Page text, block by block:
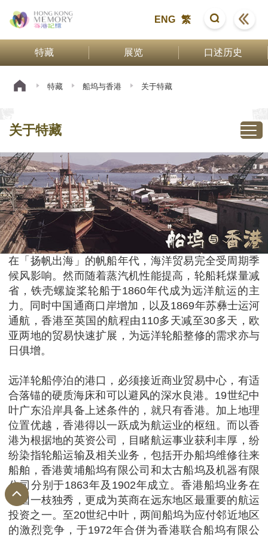
ENG 繁
特藏 展览 口述历史
特藏 船坞与香港 关于特藏
关于特藏
在「扬帆出海」的帆船年代，海洋贸易完全受周期季
候风影响。然而随着蒸汽机性能提高，轮船耗煤量减
省，铁壳螺旋桨轮船于1860年代成为远洋航运的主
力。同时中国通商口岸增加，以及1869年苏彝士运河
通航，香港至英国的航程由110多天减至30多天，欧
亚两地的贸易快速扩展，为远洋轮船整修的需求亦与
日俱增。
远洋轮船停泊的港口，必须接近商业贸易中心，有适
合落锚的硬质海床和可以避风的深水良港。19世纪中
叶广东沿岸具备上述条件的，就只有香港。加上地理
位置优越，香港得以一跃成为航运业的枢纽。而以香
港为根据地的英资公司，目睹航运事业获利丰厚，纷
纷染指轮船运输及相关业务，包括开办船坞维修往来
船舶，香港黄埔船坞有限公司和太古船坞及机器有限
公司分别于1863年及1902年成立。香港船坞业务在
中国一枝独秀，更成为英商在远东地区最重要的航运
投资之一。至20世纪中叶，两间船坞为应付邻近地区
的激烈竞争，于1972年合併为香港联合船坞有限公